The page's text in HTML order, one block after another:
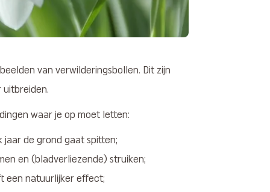
van verwilderingsbollen. Dit zijn
waar je op moet letten:
de grond gaat spitten;
en (bladverliezende) struiken;
een natuurlijker effect;